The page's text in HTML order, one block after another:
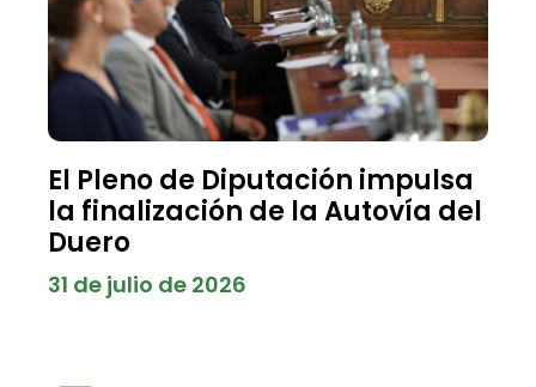
El Pleno de Diputación impulsa
la finalización de la Autovía del
Duero
31 de julio de 2026